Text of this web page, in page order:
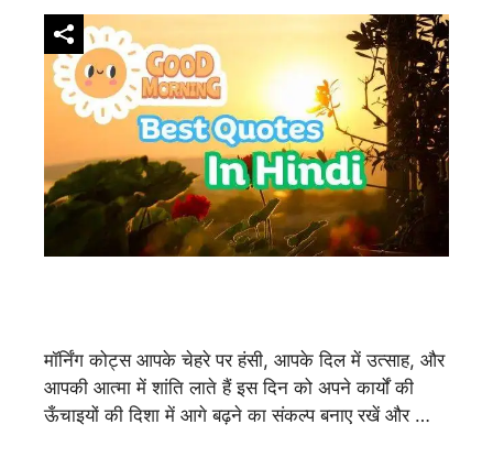
मॉर्निंग कोट्स आपके चेहरे पर हंसी, आपके दिल में उत्साह, और
आपकी आत्मा में शांति लाते हैं इस दिन को अपने कार्यों की
ऊँचाइयों की दिशा में आगे बढ़ने का संकल्प बनाए रखें और …